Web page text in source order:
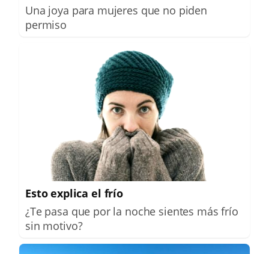
Una joya para mujeres que no piden
permiso
Esto explica el frío
¿Te pasa que por la noche sientes más frío
sin motivo?